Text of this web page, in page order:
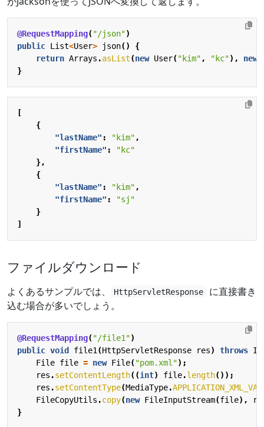
@RequestMapping("/json")
public List<User> json()
{
return Arrays .asList(new User("kim" , "kc"), new
}
[
{
"lastName" : "kim" ,
"firstName" :
"kc"
},
{
"lastName" : "kim" ,
"firstName" :
"sj"
}
]
ファイルダウンロード
よくあるサンプルでは、 HttpServletResponse
に直接書き
込む場合が多いでしょう。
@RequestMapping("/file1")
public void file1 (HttpServletResponse res) throws
File file = new File("pom.xml");
res .setContentLength((int) file.length());
res .setContentType(MediaType.
FileCopyUtils .copy(new FileInputStream(file),
}